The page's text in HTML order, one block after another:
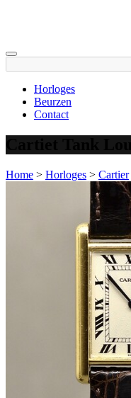
Horloges
Beurzen
Contact
Home > Horloges > Cartier